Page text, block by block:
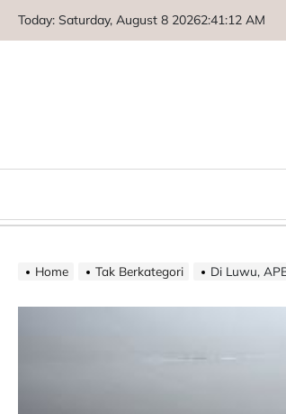
Today: Saturday, August 8 20262:41:13 AM
Home Tak Berkategori Di Luwu,